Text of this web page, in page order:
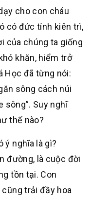
cho con cháu
có đức tính kiên trì,
của chúng ta giống
khăn, hiểm trở
Học đã từng nói:
sông cách núi
sông”. Suy nghĩ
thế nào?
ý nghĩa là gì?
đường, là cuộc đời
tồn tại. Con
trải đầy hoa